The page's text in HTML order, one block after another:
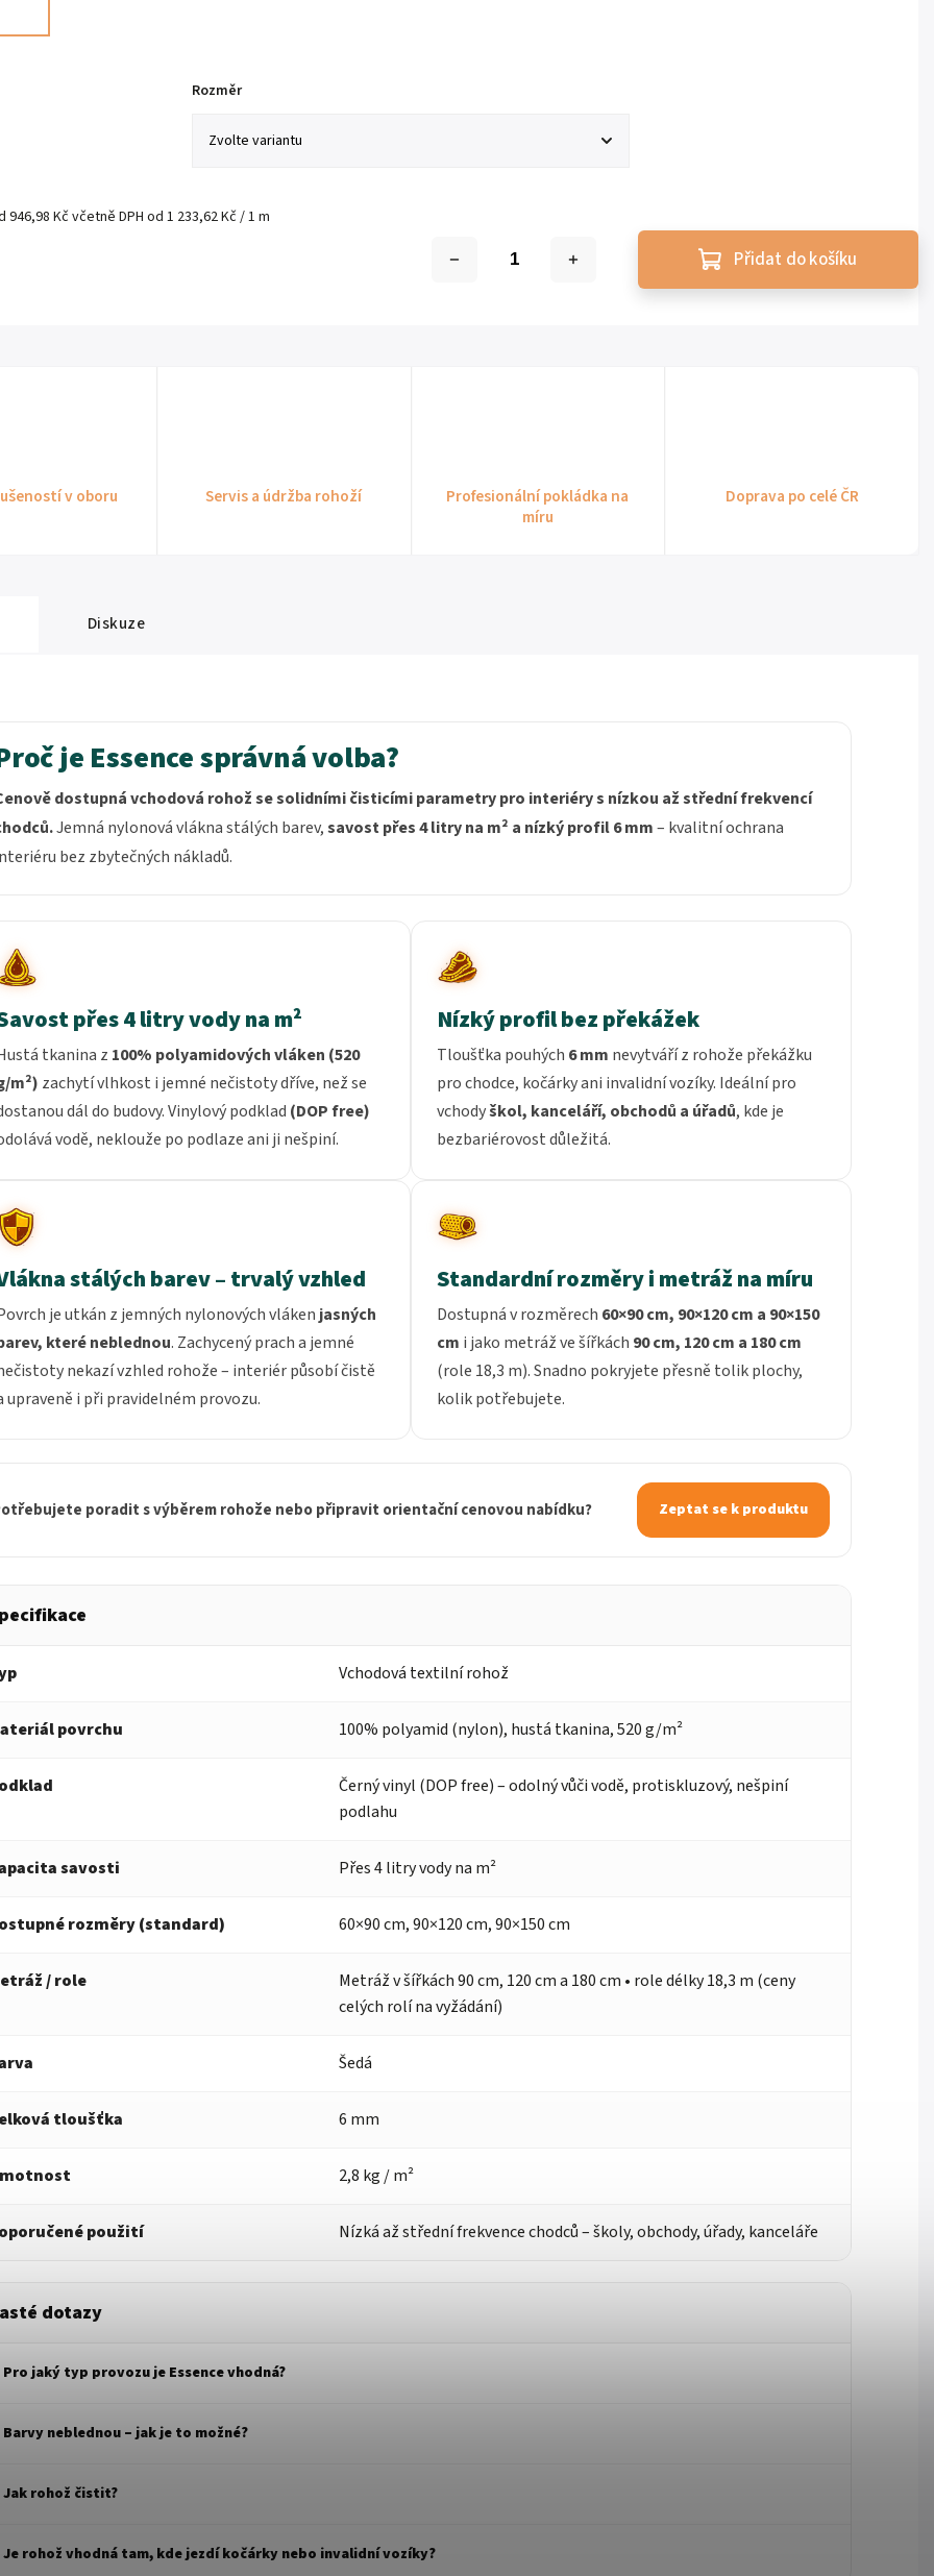
946,98 Kčvčetně DPH od 1 233,62 Kč / 1 m
Rozměr
Přidat do košíku
v oboru Servis a údržba rohoží
Profesionální pokládka na
míru
Doprava po celé ČR
Diskuze
je Essence správná volba?
dostupná vchodová rohož se solidními čisticími parametry pro interiéry s nízkou až střední frekvencí
Jemná nylonová vlákna stálých barev,savost přes 4 litry na m² a nízký profil 6 mm– kvalitní ochrana
bez zbytečných nákladů.
přes 4 litry vody na m²
tkanina z 100% polyamidových vláken (520
m²) zachytí vlhkost i jemné nečistoty dříve, než se
dál do budovy. Vinylový podklad (DOP free)
vodě, neklouže po podlaze ani ji nešpiní.
Nízký profil bez překážek
Tloušťka pouhých 6 mm nevytváří z rohože překážku
pro chodce, kočárky ani invalidní vozíky. Ideální pro
vchodyškol, kanceláří, obchodů a úřadů, kde je
bezbariérovost důležitá.
stálých barev – trvalý vzhled
je utkán z jemných nylonových vláken jasných
které neblednou. Zachycený prach a jemné
nekazí vzhled rohože – interiér působí čistě
upraveně i při pravidelném provozu.
Standardní rozměry i metráž na míru
Dostupná v rozměrech 60×90 cm, 90×120 cm a 90×150
cm i jako metráž ve šířkách 90 cm, 120 cm a 180 cm
(role 18,3 m). Snadno pokryjete přesně tolik plochy,
kolik potřebujete.
poradit s výběrem rohože nebo připravit orientační cenovou nabídku? Zeptat se k produktu
Vchodová textilní rohož
povrchu 100% polyamid (nylon), hustá tkanina, 520 g/m²
Černý vinyl (DOP free) – odolný vůči vodě, protiskluzový, nešpiní
podlahu
savosti Přes 4 litry vody na m²
rozměry (standard) 60×90 cm, 90×120 cm, 90×150 cm
/ role
Metráž v šířkách 90 cm, 120 cm a 180 cm • role délky 18,3 m (ceny
celých rolí na vyžádání)
Šedá
tloušťka 6 mm
2,8 kg / m²
použití Nízká až střední frekvence chodců – školy, obchody, úřady, kanceláře
dotazy
Pro jaký typ provozu je Essence vhodná?
Barvy neblednou – jak je to možné?
Jak rohož čistit?
Je rohož vhodná tam, kde jezdí kočárky nebo invalidní vozíky?